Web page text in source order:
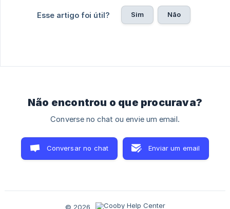
Esse artigo foi útil? Sim Não
Não encontrou o que procurava?
Converse no chat ou envie um email.
Conversar no chat Enviar um email
© 2026